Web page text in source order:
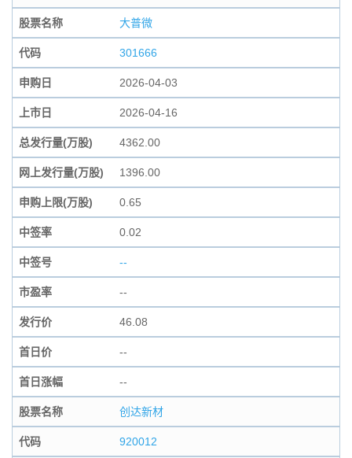
股票名称 大普微
代码 301666
申购日 2026-04-03
上市日 2026-04-16
总发行量(万股) 4362.00
网上发行量(万股) 1396.00
申购上限(万股) 0.65
中签率 0.02
中签号 --
市盈率 --
发行价 46.08
首日价 --
首日涨幅 --
股票名称 创达新材
代码 920012